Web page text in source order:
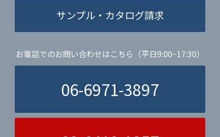
サンプル・カタログ請求
お電話でのお問い合わせはこちら（平日9:00~17:30）
06-6971-3897